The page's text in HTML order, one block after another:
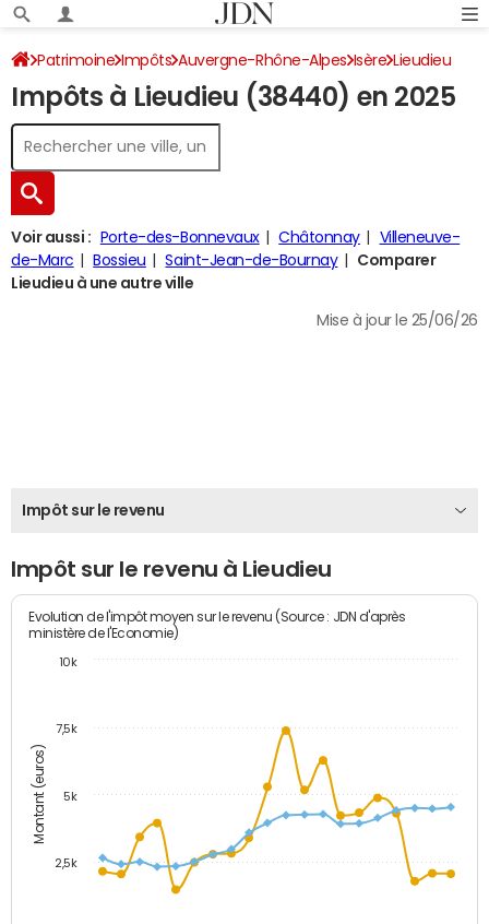
Patrimoine Impôts Auvergne-Rhône-Alpes Isère Lieudieu
Impôt sur le revenu
Impôts à Lieudieu (38440) en 2025
Voir aussi : Porte-des-Bonnevaux Châtonnay
Villeneuve-
de-Marc
Bossieu Saint-Jean-de-Bournay
Comparer
Lieudieu à une autre ville
Mise à jour le 25/06/26
Impôt sur le revenu
Impôt sur le revenu à Lieudieu
Montant (euros)
Evolution de l'impôt moyen sur le revenu (Source : JDN d'après
ministère de l'Economie)
2,5k
5k
7,5k
10k